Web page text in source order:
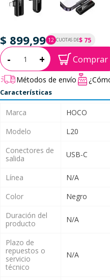
$ 899,99 12 CUOTAS DE$ 75
P.T.F. $ 900
Cantidad:
- + Comprar
Métodos de envío
Características
Marca
HOCO
Modelo
L20
Conectores de
salida
USB-C
Línea
N/A
Color
Negro
Duración del
producto
N/A
Plazo de
repuestos o
servicio
técnico
N/A